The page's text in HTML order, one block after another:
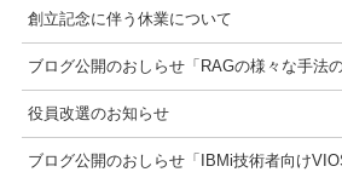
創立記念に伴う休業について
ブログ公開のおしらせ「RAGの様々な手法
役員改選のお知らせ
ブログ公開のおしらせ「IBMi技術者向け